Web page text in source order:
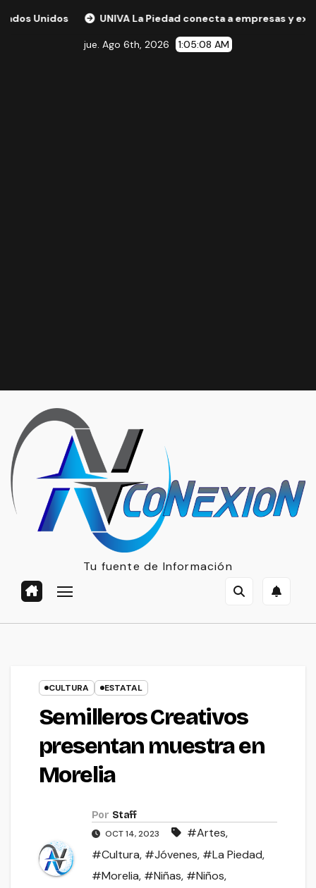
UNIVA La Piedad conecta a empresas y expertos
jue. Ago 6th, 2026 1:05:09 AM
Tu fuente de Información
CULTURA ESTATAL
Semilleros Creativos
presentan muestra en
Morelia
Por Staff
OCT 14, 2023 #Artes,
#Cultura, #Jóvenes, #La Piedad,
#Morelia, #Niñas, #Niños,